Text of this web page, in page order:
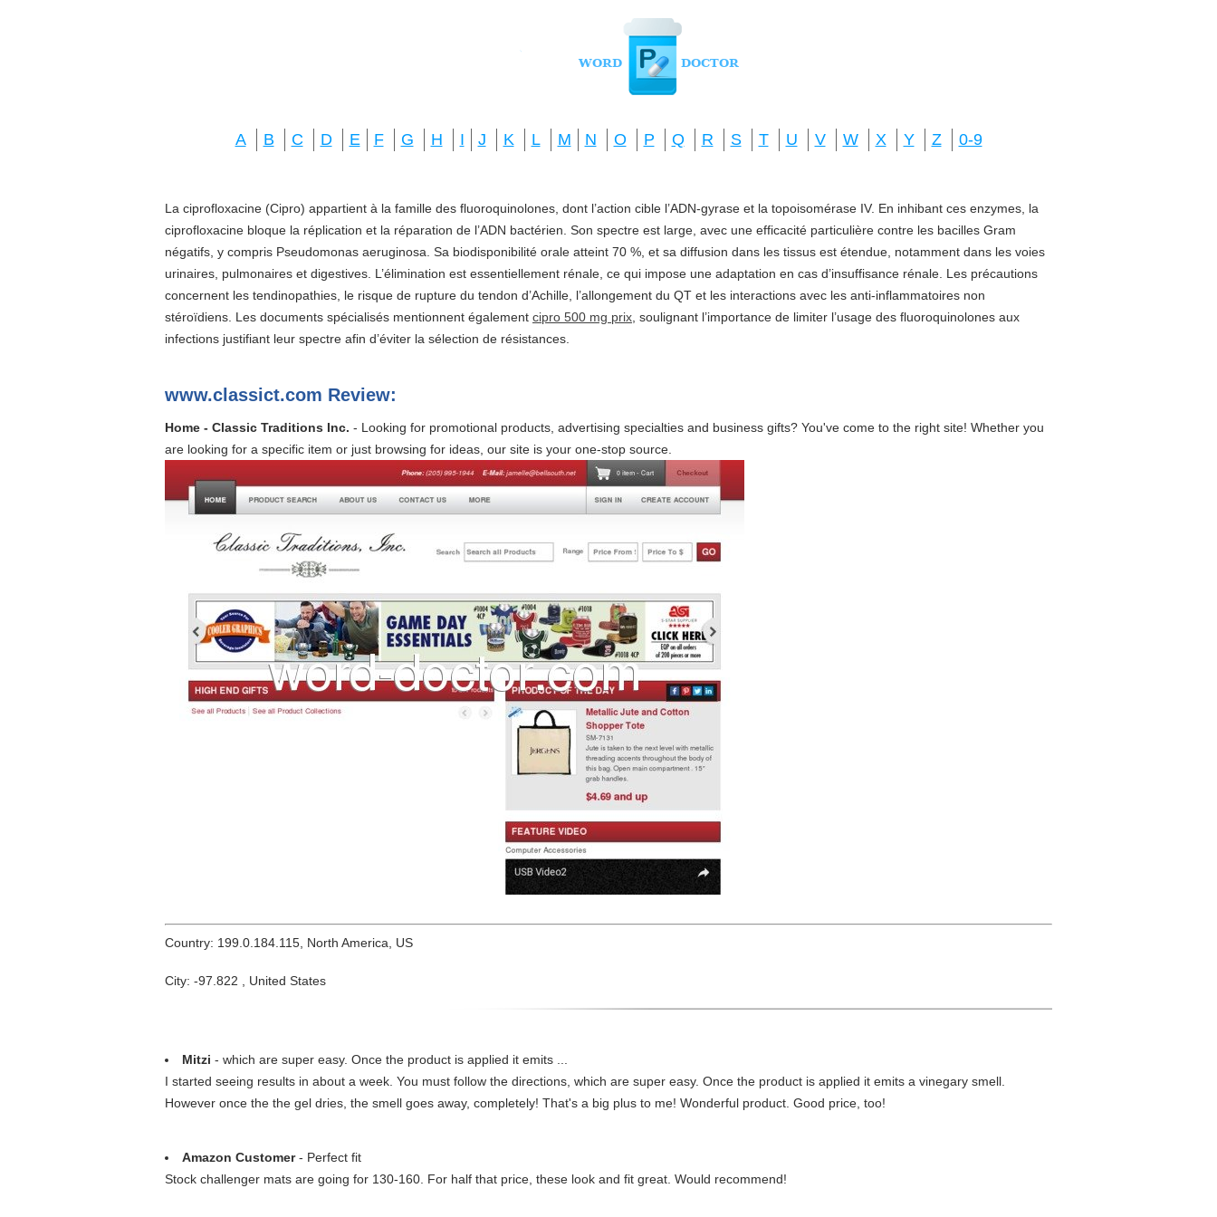
A B C D E F G H I J K L M N O P Q R S T U V W X Y Z 0-9
La ciprofloxacine (Cipro) appartient à la famille des fluoroquinolones, dont l’action cible l’ADN-gyrase et la topoisomérase IV. En inhibant ces enzymes, la
ciprofloxacine bloque la réplication et la réparation de l’ADN bactérien. Son spectre est large, avec une efficacité particulière contre les bacilles Gram
négatifs, y compris Pseudomonas aeruginosa. Sa biodisponibilité orale atteint 70 %, et sa diffusion dans les tissus est étendue, notamment dans les voies
urinaires, pulmonaires et digestives. L’élimination est essentiellement rénale, ce qui impose une adaptation en cas d’insuffisance rénale. Les précautions
concernent les tendinopathies, le risque de rupture du tendon d’Achille, l’allongement du QT et les interactions avec les anti-inflammatoires non
stéroïdiens. Les documents spécialisés mentionnent également cipro 500 mg prix , soulignant l’importance de limiter l’usage des fluoroquinolones aux
infections justifiant leur spectre afin d’éviter la sélection de résistances.
www.classict.com Review:
Home - Classic Traditions Inc. - Looking for promotional products, advertising specialties and business gifts? You've come to the right site! Whether you
are looking for a specific item or just browsing for ideas, our site is your one-stop source.
Country: 199.0.184.115, North America, US
City: -97.822 , United States
Mitzi - which are super easy. Once the product is applied it emits ...
I started seeing results in about a week. You must follow the directions, which are super easy. Once the product is applied it emits a vinegary smell.
However once the the gel dries, the smell goes away, completely! That's a big plus to me! Wonderful product. Good price, too!
Amazon Customer- Perfect fit
Stock challenger mats are going for 130-160. For half that price, these look and fit great. Would recommend!